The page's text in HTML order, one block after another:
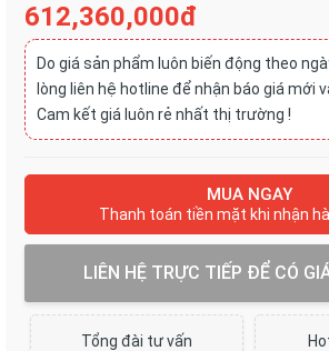
612,360,000đ
Do giá sản phẩm luôn biến động theo
lòng liên hệ hotline để nhận báo giá mới
Cam kết giá luôn rẻ nhất thị trường !
MUA NGAY
Thanh toán tiền mặt khi nhận
LIÊN HỆ TRỰC TIẾP ĐỂ CÓ
Tổng đài tư vấn